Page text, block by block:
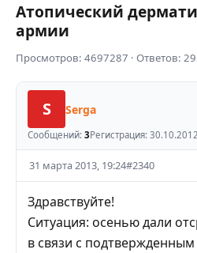
Атопический
армии
Просмотров: 4697287 · Ответов:
S Serga
Сообщений: 3Регистрация: 30.10.2012
31 марта 2013, 19:24#2340
Здравствуйте!
Ситуация: осенью дали
в связи с